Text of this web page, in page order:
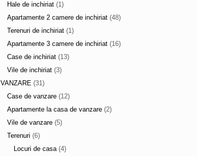
Hale de inchiriat (1)
Apartamente 2 camere de inchiriat (48)
Terenuri de inchiriat (1)
Apartamente 3 camere de inchiriat (16)
Case de inchiriat (13)
Vile de inchiriat (3)
VANZARE (31)
Case de vanzare (12)
Apartamente la casa de vanzare (2)
Vile de vanzare (5)
Terenuri (6)
Locuri de casa(4)